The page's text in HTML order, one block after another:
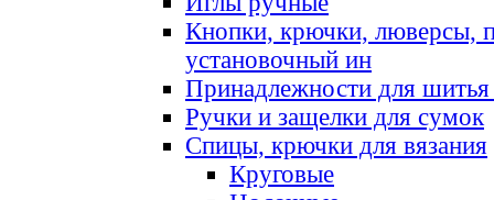
Кнопки, крючки, люверсы,
установочный ин
Принадлежности для шитья
Ручки и защелки для сумок
Спицы, крючки для вязания
Круговые